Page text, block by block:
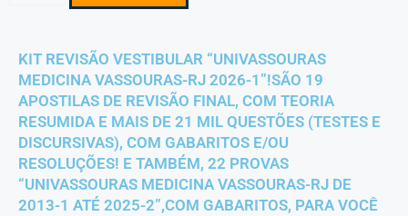
KIT REVISÃO VESTIBULAR “UNIVASSOURAS
MEDICINA VASSOURAS-RJ 2026-1”!SÃO 19
APOSTILAS DE REVISÃO FINAL, COM TEORIA
RESUMIDA E MAIS DE 21 MIL QUESTÕES (TESTES E
DISCURSIVAS), COM GABARITOS E/OU
RESOLUÇÕES! E TAMBÉM, 22 PROVAS
“UNIVASSOURAS MEDICINA VASSOURAS-RJ DE
2013-1 ATÉ 2025-2”,COM GABARITOS, PARA VOCÊ